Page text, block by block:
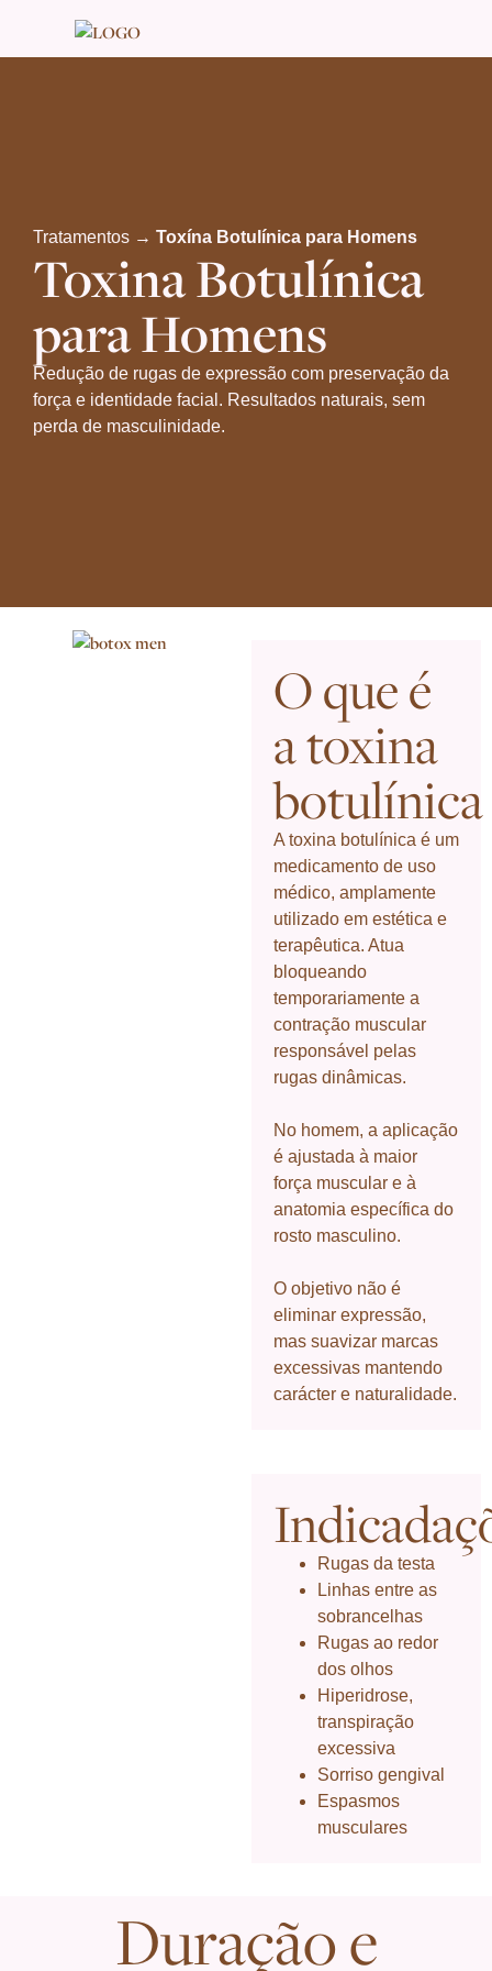
Tratamentos → Toxína Botulínica para Homens
Toxina Botulínica
para Homens
Redução de rugas de expressão com preservação da
força e identidade facial. Resultados naturais, sem
perda de masculinidade.
O que é
a toxina
botulínica
A toxina botulínica é um
medicamento de uso
médico, amplamente
utilizado em estética e
terapêutica. Atua
bloqueando
temporariamente a
contração muscular
responsável pelas
rugas dinâmicas.
No homem, a aplicação
é ajustada à maior
força muscular e à
anatomia específica do
rosto masculino.
O objetivo não é
eliminar expressão,
mas suavizar marcas
excessivas mantendo
carácter e naturalidade.
Rugas da testa
Linhas entre as
sobrancelhas
Rugas ao redor
dos olhos
Hiperidrose,
transpiração
excessiva
Sorriso gengival
Espasmos
musculares
Duração e